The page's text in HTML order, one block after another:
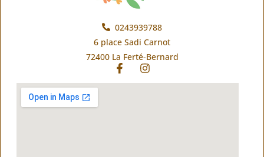
0243939788
6 place Sadi Carnot
72400 La Ferté-Bernard